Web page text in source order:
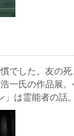
でした。友の
一氏の作品展
」は霊能者の話